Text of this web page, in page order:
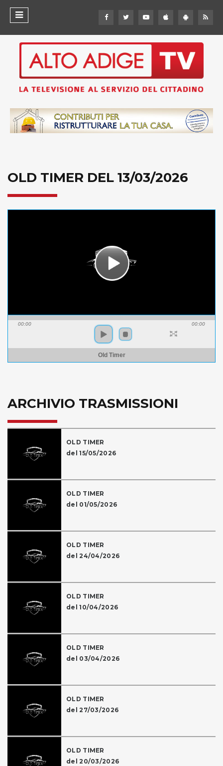
OLD TIMER DEL 13/03/2026
00:00 00:00
Old Timer
ARCHIVIO TRASMISSIONI
OLD TIMER
del 15/05/2026
OLD TIMER
del 01/05/2026
OLD TIMER
del 24/04/2026
OLD TIMER
del 10/04/2026
OLD TIMER
del 03/04/2026
OLD TIMER
del 27/03/2026
OLD TIMER
del 20/03/2026